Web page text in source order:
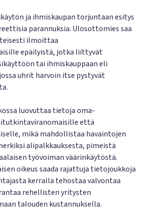
ja ihmiskaupan torjuntaan esitys
parannuksia. Ulosottomies saa
ilmoittaa
epäilyistä, jotka liittyvät
tai ihmiskauppaan eli
uhrit harvoin itse pystyvät
luovuttaa tietoja oma-
että
mikä mahdollistaa havaintojen
alipalkkauksesta, pimeistä
työvoiman väärinkäytöstä.
oikeus saada rajattuja tietojoukkoja
kerralla tehostaa valvontaa
rehellisten yritysten
talouden kustannuksella.